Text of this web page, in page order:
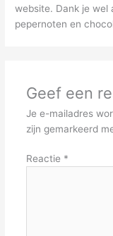
website. Dank je wel
pepernoten en
Geef een
Je e-mailadres
zijn gemarkeerd
Reactie *